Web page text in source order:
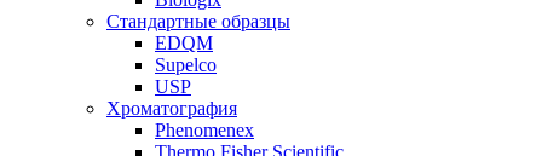
Стандартные образцы
EDQM
Supelco
USP
Хроматография
Phenomenex
Thermo Fisher Scientific